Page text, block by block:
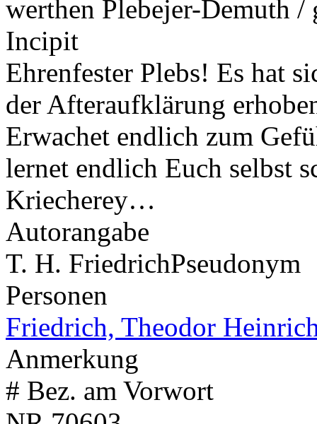
werthen Plebejer-Demuth /
Incipit
Ehrenfester Plebs! Es hat
der Afteraufklärung
Erwachet endlich zum
lernet endlich Euch selbst
Kriecherey…
Autorangabe
T. H. FriedrichPseudonym
Personen
Friedrich, Theodor
Anmerkung
# Bez. am Vorwort